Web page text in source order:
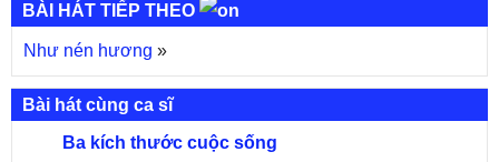
BÀI HÁT TIẾP THEO
Như nén hương »
Bài hát cùng ca sĩ
Ba kích thước cuộc sống